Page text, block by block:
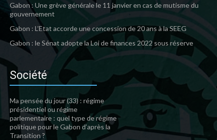
Gabon : Une grève générale le 11 janvier en cas de mutisme du
gouvernement
Gabon : L’Etat accorde une concession de 20 ans à la SEEG
Gabon : le Sénat adopte la Loi de finances 2022 sous réserve
Société
Ma pensée du jour (33) : régime
présidentiel ou régime
parlementaire : quel type de régime
politique pour le Gabon d’après la
Transition ?